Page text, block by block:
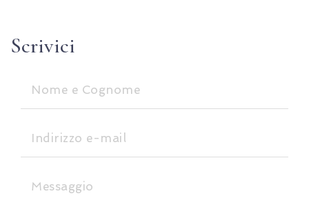
Scrivici